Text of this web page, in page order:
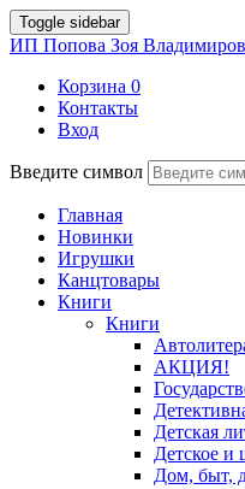
Toggle sidebar
ИП Попова Зоя
Корзина 0
Контакты
Вход
Введите символ
Главная
Новинки
Игрушки
Канцтовары
Книги
Книги
АКЦИЯ!
Детская
Детское и
Дом, быт,